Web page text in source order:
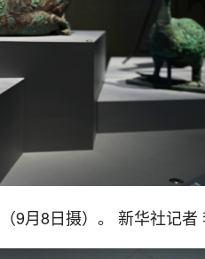
9月8日摄）。 新华社记者